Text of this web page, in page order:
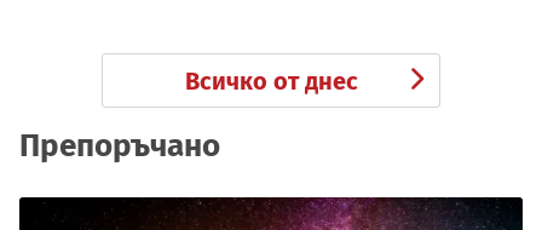
Всичко от днес
Препоръчано